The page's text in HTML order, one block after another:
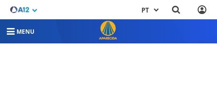
PT
MENU